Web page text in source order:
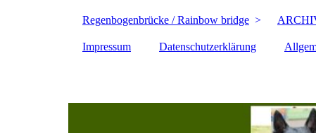
Regenbogenbrücke / Rainbow bridge
Impressum Datenschutzerklärung